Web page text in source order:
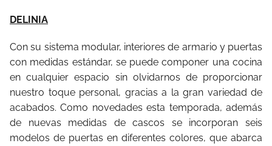
DELINIA
Con su sistema modular, interiores de armario y puertas
con medidas estándar, se puede componer una cocina
en cualquier espacio sin olvidarnos de proporcionar
nuestro toque personal, gracias a la gran variedad de
acabados. Como novedades esta temporada, además
de nuevas medidas de cascos se incorporan seis
modelos de puertas en diferentes colores, que abarca